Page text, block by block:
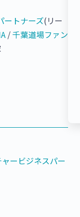
ートナーズ(リー
/千葉道場ファン
ービジネスパー